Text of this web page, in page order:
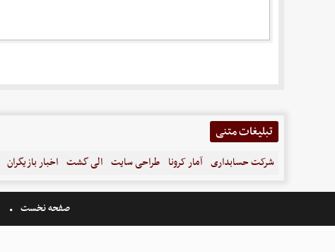
تبلیغات متنی
شرکت حسابداری آمار کرونا طراحی سایت الی گشت اخبار بازیگران
صفحه نخست